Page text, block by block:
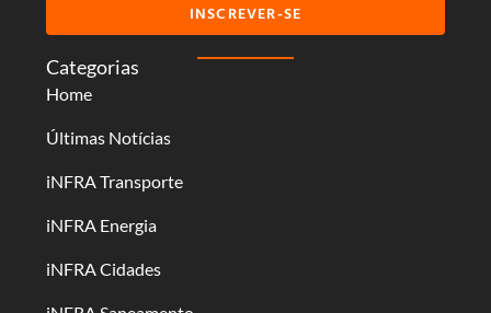
Categorias
Home
Últimas Notícias
iNFRA Transporte
iNFRA Energia
iNFRA Cidades
INSCREVER-SE